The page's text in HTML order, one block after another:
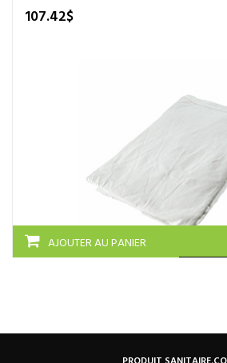
107.42$
AJOUTER AU PANIER